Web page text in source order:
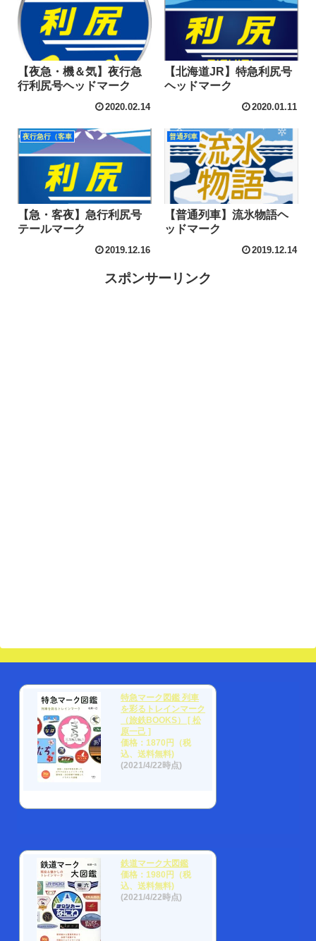
【夜急・機＆気】夜行急
行利尻号ヘッドマーク
2020.02.14
【北海道JR】特急利尻号
ヘッドマーク
2020.01.11
夜行急行（客車
【急・客夜】急行利尻号
テールマーク
2019.12.16
普通列車
【普通列車】流氷物語ヘ
ッドマーク
2019.12.14
スポンサーリンク
特急マーク図鑑 列車
を彩るトレインマーク
（旅鉄BOOKS） [ 松
原一己 ]
価格：1870円（税
込、送料無料)
(2021/4/22時点)
鉄道マーク大図鑑
価格：1980円（税
込、送料無料)
(2021/4/22時点)